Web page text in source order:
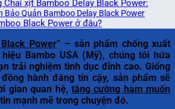
Chai xịt Bamboo Delay Black Power:
Bảo Quản Bamboo Delay Black Power
Black Power ở đâu?
Power” – sản phẩm chống xuất
Bambo USA (Mỹ), chúng tôi hứa
trải nghiệm tình dục đỉnh cao. Giống
hành đáng tin cậy, sản phẩm sẽ
gian quan hệ, tăng cường ham muốn
mạnh mẽ trong chuyện đó.